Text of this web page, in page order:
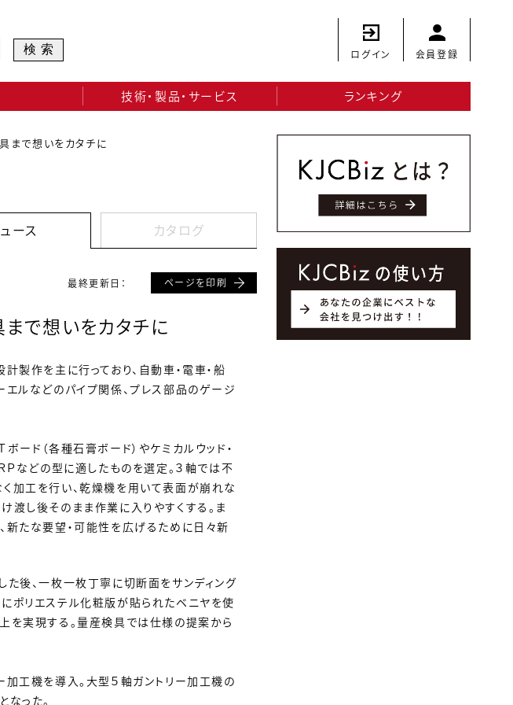
ログイン 会員登録
検索
技術・製品・サービス ランキング
まで想いをカタチに
ース カタログ
最終更新日： ページを印刷
で想いをカタチに
製作を主に行っており、自動車・電車・船
エルなどのパイプ関係、プレス部品のゲージ
ード（各種石膏ボード）やケミカルウッド・
Ｐなどの型に適したものを選定。３軸では不
加工を行い、乾燥機を用いて表面が崩れな
渡し後そのまま作業に入りやすくする。ま
新たな要望・可能性を広げるために日々新
た後、一枚一枚丁寧に切断面をサンディング
ポリエステル化粧版が貼られたベニヤを使
を実現する。量産検具では仕様の提案から
加工機を導入。大型５軸ガントリー加工機の
なった。